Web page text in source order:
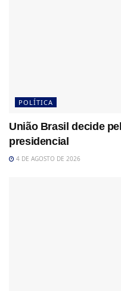
POLÍTICA
União Brasil decide
presidencial
4 DE AGOSTO DE 2026